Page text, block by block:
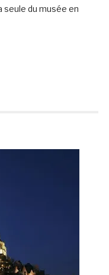
seule du musée en